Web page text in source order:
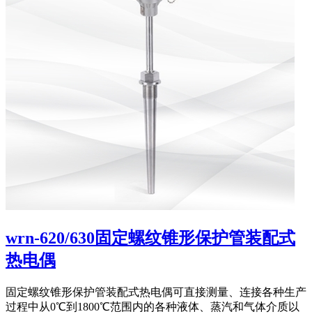
wrn-620/630固定螺纹锥形保护管装配式
热电偶
固定螺纹锥形保护管装配式热电偶可直接测量、连接各种生产
过程中从0℃到1800℃范围内的各种液体、蒸汽和气体介质以